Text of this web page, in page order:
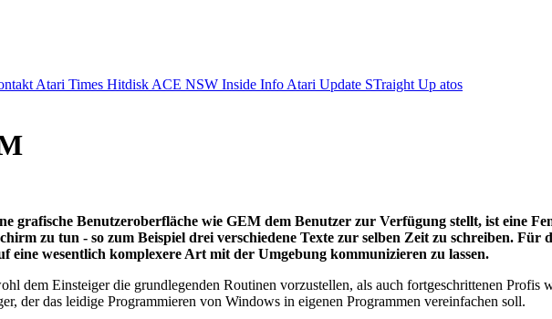
Atari Times Hitdisk ACE NSW Inside Info Atari Update STraight Up atos
grafische Benutzeroberfläche wie GEM dem Benutzer zur Verfügung stellt, ist eine
zu tun - so zum Beispiel drei verschiedene Texte zur selben Zeit zu schreiben.
eine wesentlich komplexere Art mit der Umgebung kommunizieren zu lassen.
dem Einsteiger die grundlegenden Routinen vorzustellen, als auch fortgeschrittenen
der das leidige Programmieren von Windows in eigenen Programmen vereinfachen soll.